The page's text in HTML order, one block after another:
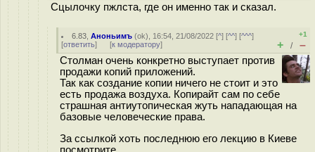
Сцылочку пжлста, где он именно так и сказал.
6.83 ,Аноньимъ (ok), 16:54, 21/08/2022 [^] [^^] [^^^]
[ответить] [к модератору]
+1
+ / –
Столман очень конкретно выступает против
продажи копий приложений.
Так как создание копии ничего не стоит и это
есть продажа воздуха. Копирайт сам по себе
страшная антиутопическая жуть нападающая на
базовые человеческие права.
За ссылкой хоть последнюю его лекцию в Киеве